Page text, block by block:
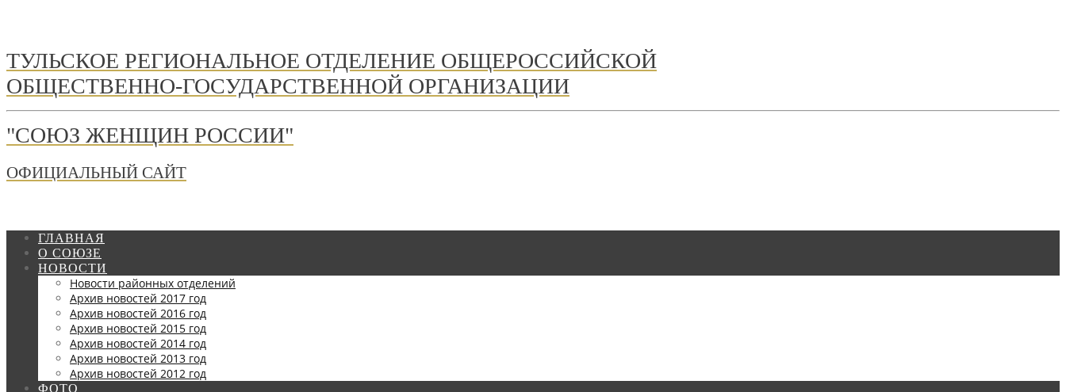
ТУЛЬСКОЕ РЕГИОНАЛЬНОЕ ОТДЕЛЕНИЕ ОБЩЕРОССИЙСКОЙ
ОБЩЕСТВЕННО-ГОСУДАРСТВЕННОЙ ОРГАНИЗАЦИИ
"СОЮЗ ЖЕНЩИН РОССИИ"
ОФИЦИАЛЬНЫЙ САЙТ
ГЛАВНАЯ
О СОЮЗЕ
НОВОСТИ
Новости районных отделений
Архив новостей 2017 год
Архив новостей 2016 год
Архив новостей 2015 год
Архив новостей 2014 год
Архив новостей 2013 год
Архив новостей 2012 год
ФОТО